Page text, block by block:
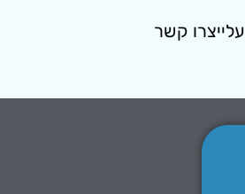
עלייצרו קשר